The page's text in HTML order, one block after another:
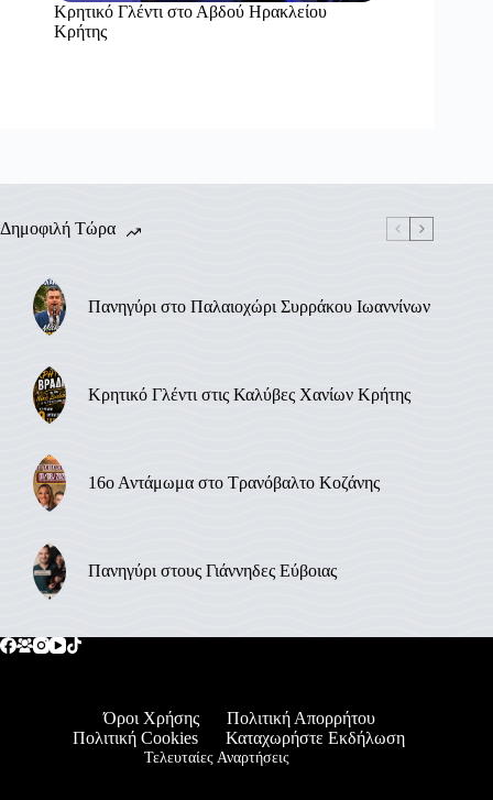
Κρητικό Γλέντι στο Αβδού Ηρακλείου
Κρήτης
Δημοφιλή Τώρα
Πανηγύρι στο Παλαιοχώρι Συρράκου Ιωαννίνων
Κρητικό Γλέντι στις Καλύβες Χανίων Κρήτης
16ο Αντάμωμα στο Τρανόβαλτο Κοζάνης
Πανηγύρι στους Γιάννηδες Εύβοιας
Όροι Χρήσης
Πολιτική Απορρήτου
Πολιτική Cookies
Καταχωρήστε Εκδήλωση
Τελευταίες Αναρτήσεις